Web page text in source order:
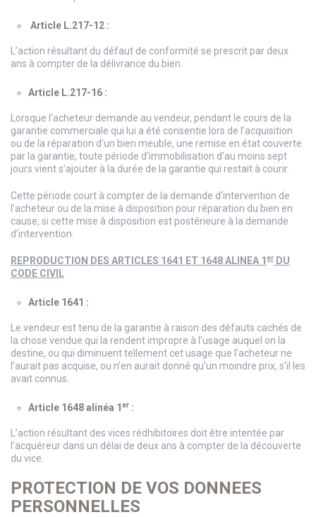
Article L.217-12 :
L’action résultant du défaut de conformité se prescrit par deux
ans à compter de la délivrance du bien.
Article L.217-16 :
Lorsque l’acheteur demande au vendeur, pendant le cours de la
garantie commerciale qui lui a été consentie lors de l’acquisition
ou de la réparation d’un bien meuble, une remise en état couverte
par la garantie, toute période d’immobilisation d’au moins sept
jours vient s’ajouter à la durée de la garantie qui restait à courir.
Cette période court à compter de la demande d’intervention de
l’acheteur ou de la mise à disposition pour réparation du bien en
cause, si cette mise à disposition est postérieure à la demande
d’intervention.
REPRODUCTION DES ARTICLES 1641 ET 1648 ALINEA 1 er DU
CODE CIVIL
Article 1641 :
Le vendeur est tenu de la garantie à raison des défauts cachés de
la chose vendue qui la rendent impropre à l’usage auquel on la
destine, ou qui diminuent tellement cet usage que l’acheteur ne
l’aurait pas acquise, ou n’en aurait donné qu’un moindre prix, s’il les
avait connus.
Article 1648 alinéa 1 er :
L’action résultant des vices rédhibitoires doit être intentée par
l’acquéreur dans un délai de deux ans à compter de la découverte
du vice.
PROTECTION DE VOS DONNEES
PERSONNELLES